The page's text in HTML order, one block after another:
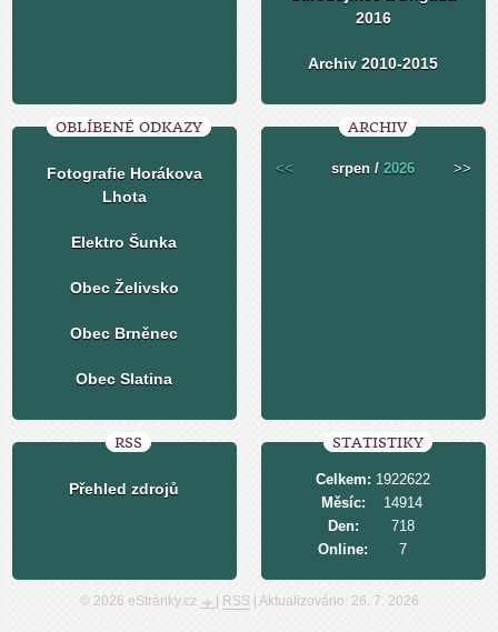
2016
Archiv 2010-2015
OBLÍBENÉ ODKAZY
Fotografie Horákova
Lhota
Elektro Šunka
Obec Želivsko
Obec Brněnec
Obec Slatina
ARCHIV
<< srpen /2026 >>
RSS
Přehled zdrojů
STATISTIKY
Online: 7
Celkem: 1922622
Měsíc:
14914
Den:
718
© 2026 eStránky.cz RSS| Aktualizováno: 26. 7. 2026